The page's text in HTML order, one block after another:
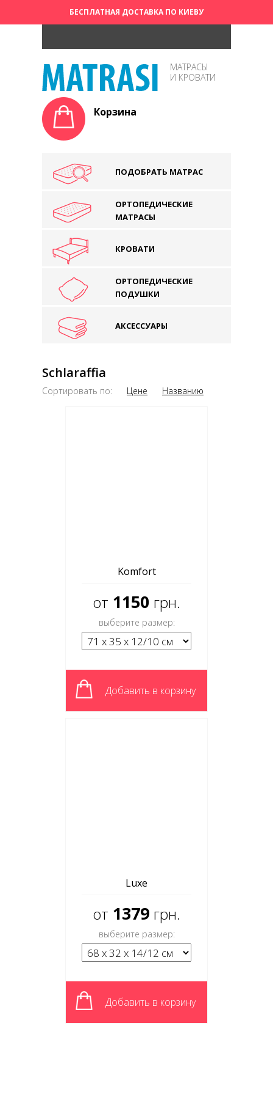
БЕСПЛАТНАЯ ДОСТАВКА ПО КИЕВУ
МАТРАСЫ
И КРОВАТИ
Корзина
ПОДОБРАТЬ МАТРАС
ОРТОПЕДИЧЕСКИЕ
МАТРАСЫ
КРОВАТИ
ОРТОПЕДИЧЕСКИЕ
ПОДУШКИ
АКСЕССУАРЫ
Schlaraffia
Сортировать по: Цене Названию
Komfort
от 1150 грн.
выберите размер:
Добавить в корзину
Luxe
от 1379 грн.
выберите размер:
Добавить в корзину